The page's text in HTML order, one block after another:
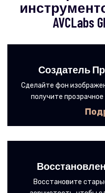
AVCLabs
Создатель
Сделайте фон
получите
Восстановите